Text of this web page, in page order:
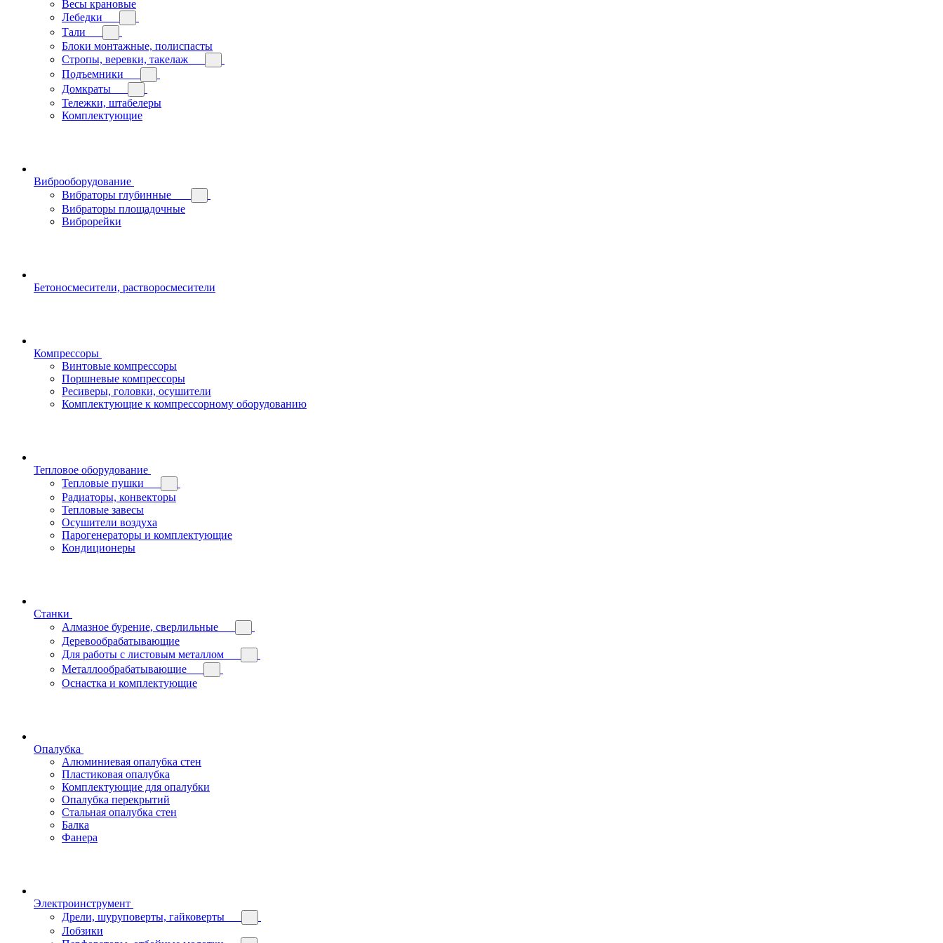
Весы крановые
Лебедки
Тали
Блоки монтажные, полиспасты
Стропы, веревки, такелаж
Подъемники
Домкраты
Тележки, штабелеры
Комплектующие
Виброоборудование
Вибраторы глубинные
Вибраторы площадочные
Виброрейки
Бетоносмесители, растворосмесители
Компрессоры
Винтовые компрессоры
Поршневые компрессоры
Ресиверы, головки, осушители
Комплектующие к компрессорному оборудованию
Тепловое оборудование
Тепловые пушки
Радиаторы, конвекторы
Тепловые завесы
Осушители воздуха
Парогенераторы и комплектующие
Кондиционеры
Станки
Алмазное бурение, сверлильные
Деревообрабатывающие
Для работы с листовым металлом
Металлообрабатывающие
Оснастка и комплектующие
Опалубка
Алюминиевая опалубка стен
Пластиковая опалубка
Комплектующие для опалубки
Опалубка перекрытий
Стальная опалубка стен
Балка
Фанера
Электроинструмент
Дрели, шуруповерты, гайковерты
Лобзики